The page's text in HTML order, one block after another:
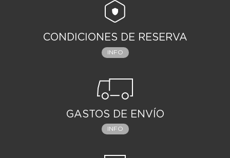
CONDICIONES DE RESERVA
INFO
GASTOS DE ENVÍO
INFO